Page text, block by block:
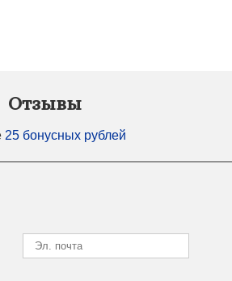
Отзывы
25 бонусных рублей